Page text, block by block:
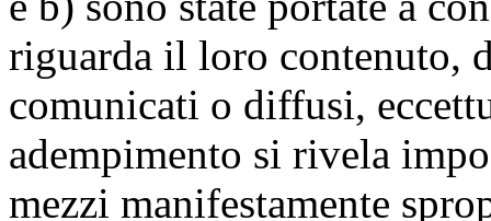
riguarda il loro contenuto,
comunicati o diffusi,
adempimento si rivela
mezzi manifestamente